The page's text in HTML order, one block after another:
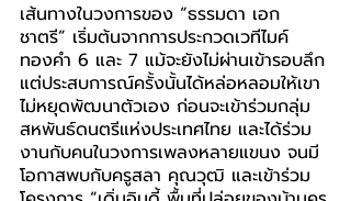
เส้นทางในวงการของ “ธรรมดา เอก
ชาตรี” เริ่มต้นจากการประกวดเวทีไมค์
ทองคำ 6 และ 7 แม้จะยังไม่ผ่านเข้ารอบลึก
แต่ประสบการณ์ครั้งนั้นได้หล่อหลอมให้เขา
ไม่หยุดพัฒนาตัวเอง ก่อนจะเข้าร่วมกลุ่ม
สหพันธ์ดนตรีแห่งประเทศไทย และได้ร่วม
งานกับคนในวงการเพลงหลายแขนง จนมี
โอกาสพบกับครูสลา คุณวุฒิ และเข้าร่วม